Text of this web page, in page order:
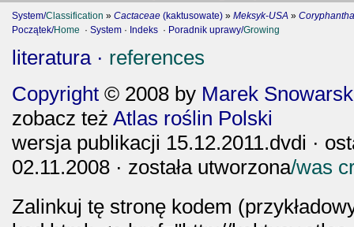
System/Classification » Cactaceae (kaktusowate) » Meksyk-USA »
Początek/Home ·System · Indeks · Poradnik uprawy/Growing
literatura · references
Copyright © 2008 by Marek
zobacz teżAtlas roślin Polski
wersja publikacji 15.12.2011.dvdi ·
02.11.2008 · została utworzona/was
Zalinkuj tę stronę kodem